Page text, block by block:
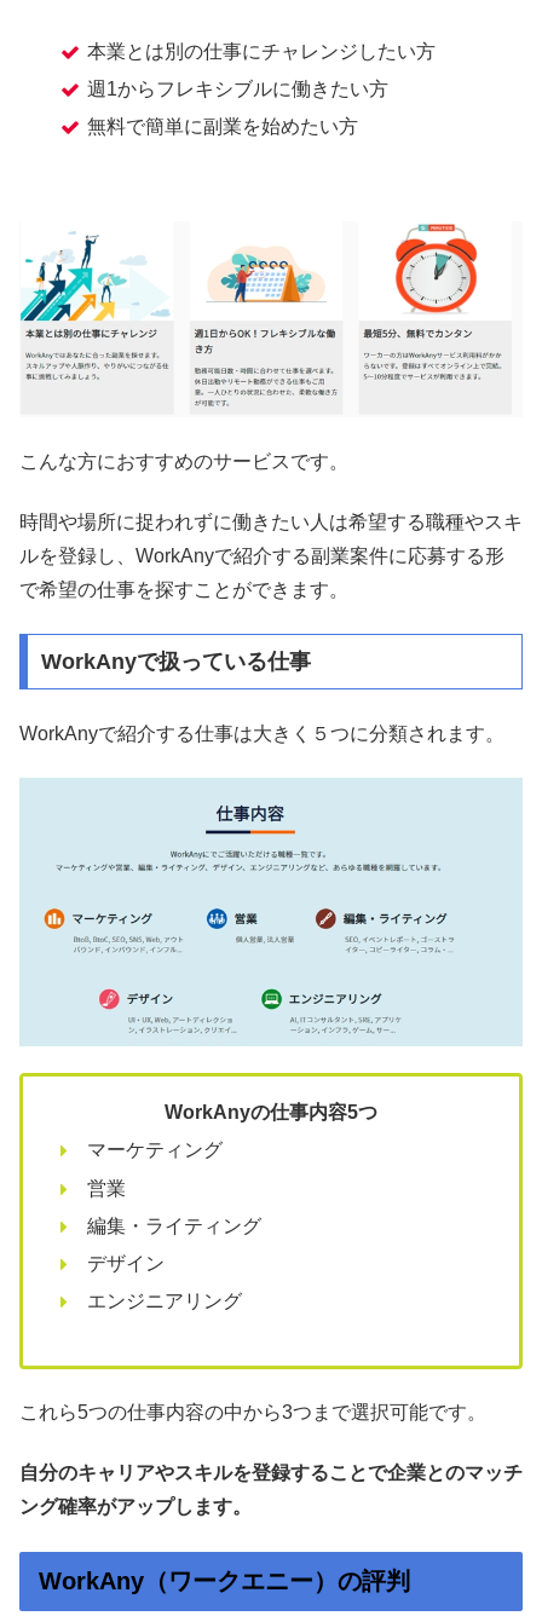
本業とは別の仕事にチャレンジしたい方
週1からフレキシブルに働きたい方
無料で簡単に副業を始めたい方
こんな方におすすめのサービスです。
時間や場所に捉われずに働きたい人は希望する職種やスキ
ルを登録し、WorkAnyで紹介する副業案件に応募する形
で希望の仕事を探すことができます。
WorkAnyで扱っている仕事
WorkAnyで紹介する仕事は大きく５つに分類されます。
WorkAnyの仕事内容5つ
マーケティング
営業
編集・ライティング
デザイン
エンジニアリング
これら5つの仕事内容の中から3つまで選択可能です。
自分のキャリアやスキルを登録することで企業とのマッチ
ング確率がアップします。
WorkAny（ワークエニー）の評判